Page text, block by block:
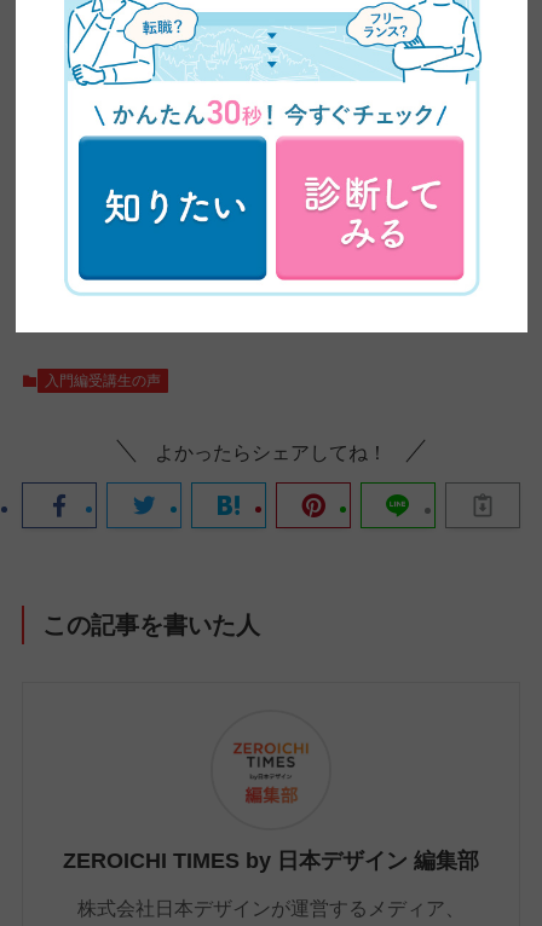
入門編受講生の声
よかったらシェアしてね！
この記事を書いた人
ZEROICHI TIMES by 日本デザイン 編集部
株式会社日本デザインが運営するメディア、